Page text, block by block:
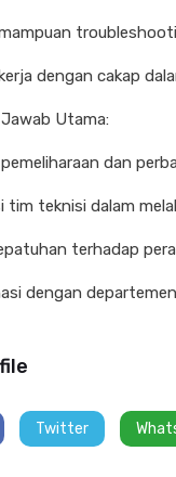
dengan cakap
Utama:
pemeliharaan dan
tim teknisi dalam
terhadap
dengan
Twitter